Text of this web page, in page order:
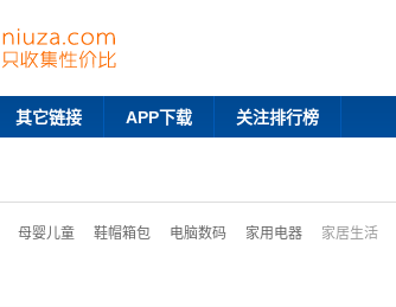
其它链接 APP下载 关注排行榜
母婴儿童 鞋帽箱包 电脑数码 家用电器 家居生活